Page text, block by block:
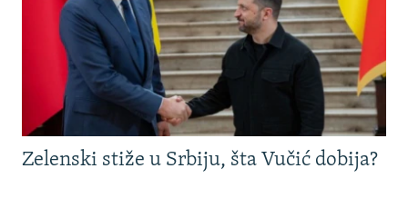
Zelenski stiže u Srbiju, šta Vučić dobija?